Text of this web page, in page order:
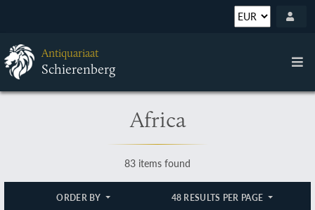
Antiquariaat
Schierenberg
Africa
83 items found
ORDER BY 48 RESULTS PER PAGE